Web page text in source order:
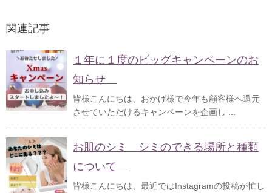
関連記事
１年に１度のビッグキャンペーンのお
知らせ
皆様こんにちは、おかげ様で今年も顧客様へ還元
させていただけるキャンペーンを企画し ...
お肌のシミ シミのできる場所と種類
について
皆様こんにちは、最近ではInstagramの投稿が忙し